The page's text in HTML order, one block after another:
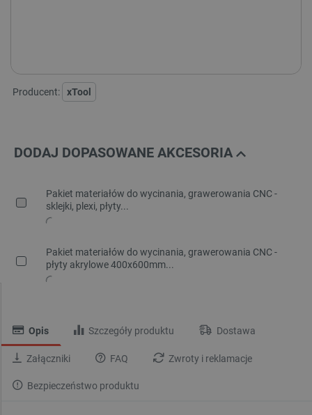
Producent: xTool
DODAJ DOPASOWANE AKCESORIA
Pakiet materiałów do wycinania, grawerowania CNC -
sklejki, plexi, płyty...
Pakiet materiałów do wycinania, grawerowania CNC -
płyty akrylowe 400x600mm...
Opis Szczegóły produktu Dostawa
Załączniki FAQ Zwroty i reklamacje
Bezpieczeństwo produktu